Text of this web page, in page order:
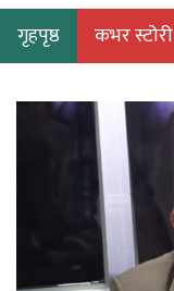
गृहपृष्ठ कभर स्टोरी